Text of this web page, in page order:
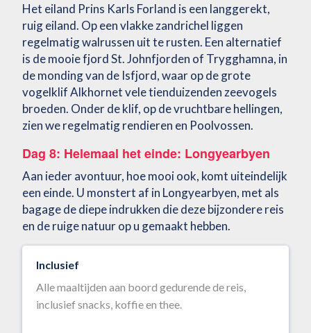
Het eiland Prins Karls Forland is een langgerekt,
ruig eiland. Op een vlakke zandrichel liggen
regelmatig walrussen uit te rusten. Een alternatief
is de mooie fjord St. Johnfjorden of Trygghamna, in
de monding van de Isfjord, waar op de grote
vogelklif Alkhornet vele tienduizenden zeevogels
broeden. Onder de klif, op de vruchtbare hellingen,
zien we regelmatig rendieren en Poolvossen.
Dag 8: Helemaal het einde: Longyearbyen
Aan ieder avontuur, hoe mooi ook, komt uiteindelijk
een einde. U monstert af in Longyearbyen, met als
bagage de diepe indrukken die deze bijzondere reis
en de ruige natuur op u gemaakt hebben.
Inclusief
Alle maaltijden aan boord gedurende de reis,
inclusief snacks, koffie en thee.